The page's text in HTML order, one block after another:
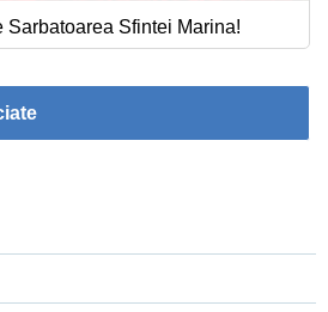
Sarbatoarea Sfintei Marina!